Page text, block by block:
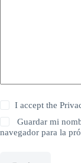
I accept the
Guardar mi
navegador para la